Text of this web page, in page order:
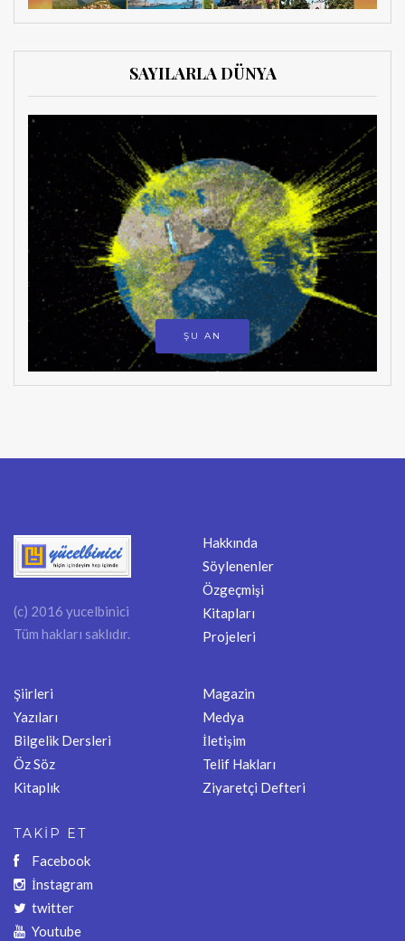
SAYILARLA DÜNYA
ŞU AN
(c) 2016 yucelbinici
Tüm hakları saklıdır.
Hakkında
Söylenenler
Özgeçmişi
Kitapları
Projeleri
Şiirleri
Yazıları
Bilgelik Dersleri
Öz Söz
Kitaplık
Magazin
Medya
İletişim
Telif Hakları
Ziyaretçi Defteri
TAKİP ET
Facebook
İnstagram
twitter
Youtube